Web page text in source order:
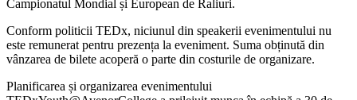
Conform politicii TEDx, niciunul din speakerii evenimentului nu
vânzarea de bilete acoperă o parte din costurile de organizare.
Planificarea și organizarea evenimentului
liceeni, principalele departamente de organizare fiind: